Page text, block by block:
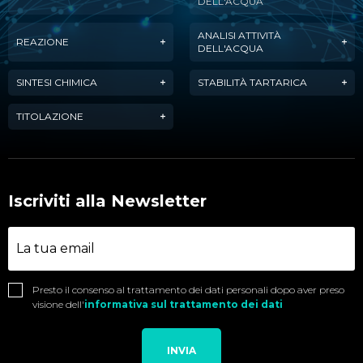
REAZIONE
ANALISI ATTIVITÀ
DELL'ACQUA
SINTESI CHIMICA STABILITÀ TARTARICA
TITOLAZIONE
Iscriviti alla Newsletter
Presto il consenso al trattamento dei dati personali dopo aver preso
visione dell'informativa sul trattamento dei dati
INVIA